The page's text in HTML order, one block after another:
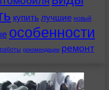
купить лучшие новый
особенности
работы рекомендации ремонт